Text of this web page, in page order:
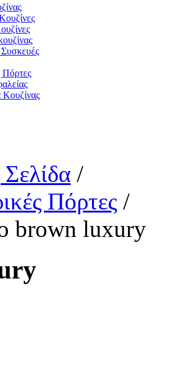
Πόρτες
Κουζίνας
/
Πόρτες /
brown luxury